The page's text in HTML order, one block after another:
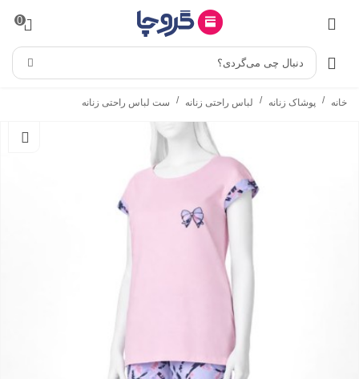
0
دنبال چی می‌گردی؟
خانه / پوشاک زنانه / لباس راحتی زنانه / ست لباس راحتی زنانه